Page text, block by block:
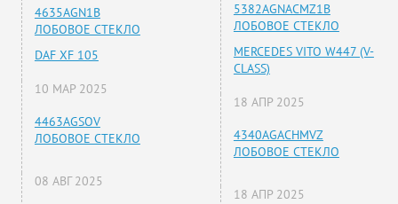
4635AGN1B
ЛОБОВОЕ СТЕКЛО
DAF XF 105
10 МАР 2025
4463AGSOV
ЛОБОВОЕ СТЕКЛО
08 АВГ 2025
5382AGNACMZ1B
ЛОБОВОЕ СТЕКЛО
MERCEDES VITO W447 (V-
CLASS)
18 АПР 2025
4340AGACHMVZ
ЛОБОВОЕ СТЕКЛО
18 АПР 2025